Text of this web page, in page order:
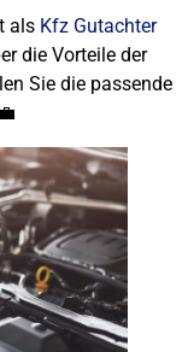
als Kfz Gutachter
die Vorteile der
Sie die passende